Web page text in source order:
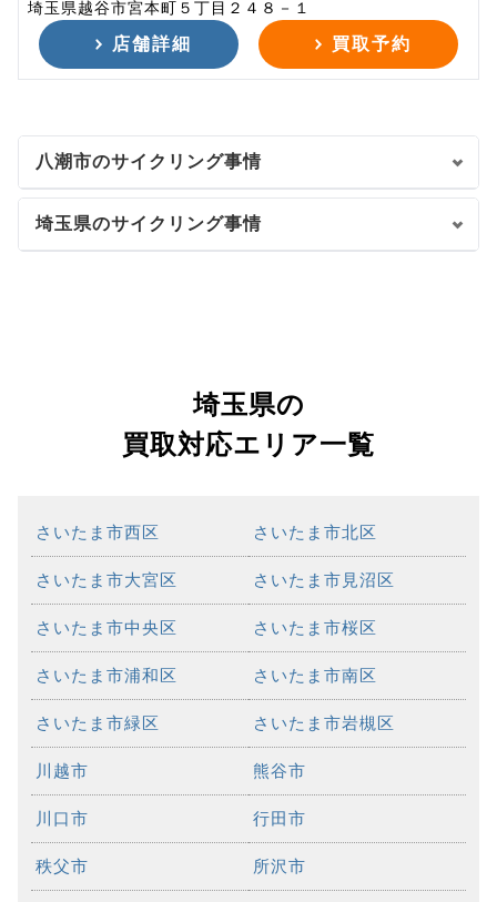
埼玉県越谷市宮本町５丁目２４８－１
店舗詳細 買取予約
八潮市のサイクリング事情
埼玉県のサイクリング事情
埼玉県の
買取対応エリア一覧
さいたま市西区 さいたま市北区
さいたま市大宮区 さいたま市見沼区
さいたま市中央区 さいたま市桜区
さいたま市浦和区 さいたま市南区
さいたま市緑区 さいたま市岩槻区
川越市 熊谷市
川口市 行田市
秩父市 所沢市